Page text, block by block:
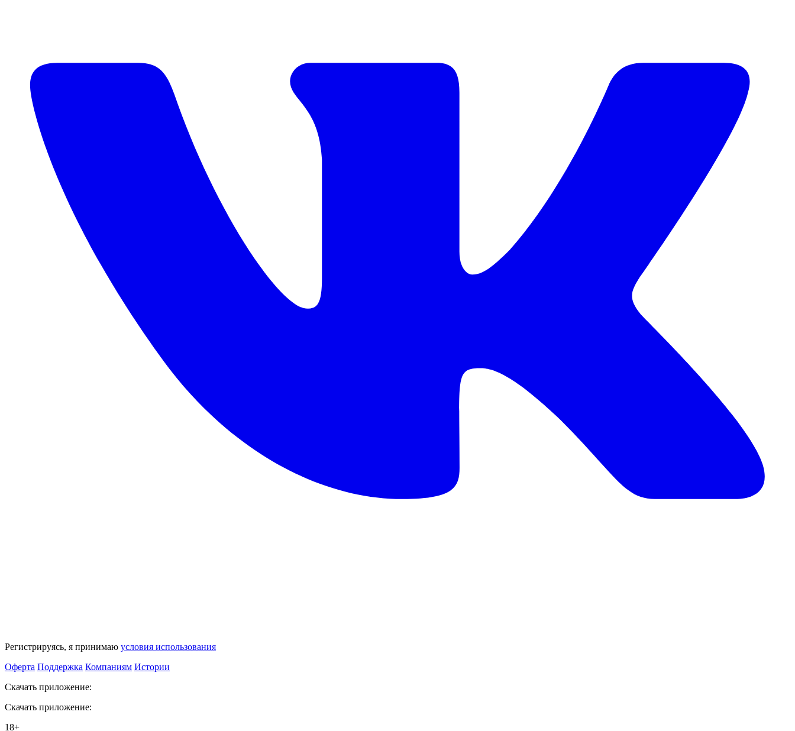
Регистрируясь, я принимаю условия использования
Оферта Поддержка Компаниям Истории
Скачать приложение:
Скачать приложение:
18+